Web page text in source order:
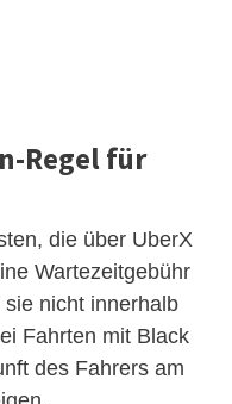
Regel für
die über UberX
Wartezeitgebühr
nicht innerhalb
Fahrten mit Black
des Fahrers am